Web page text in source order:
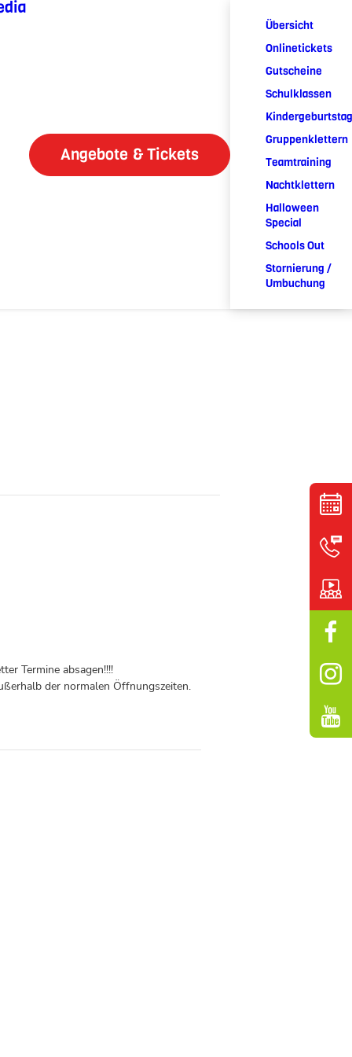
Angebote & Tickets
Übersicht
Onlinetickets
Gutscheine
Schulklassen
Kindergeburtstag
Gruppenklettern
Teamtraining
Nachtklettern
Halloween
Special
Schools Out
Stornierung /
Umbuchung
Termine absagen!!!!
der normalen Öffnungszeiten.